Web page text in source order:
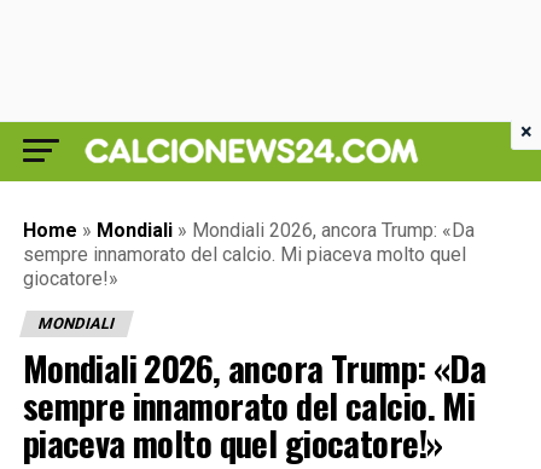
Home » Mondiali » Mondiali 2026, ancora Trump: «Da
sempre innamorato del calcio. Mi piaceva molto quel
giocatore!»
MONDIALI
Mondiali 2026, ancora Trump: «Da
sempre innamorato del calcio. Mi
piaceva molto quel giocatore!»
×